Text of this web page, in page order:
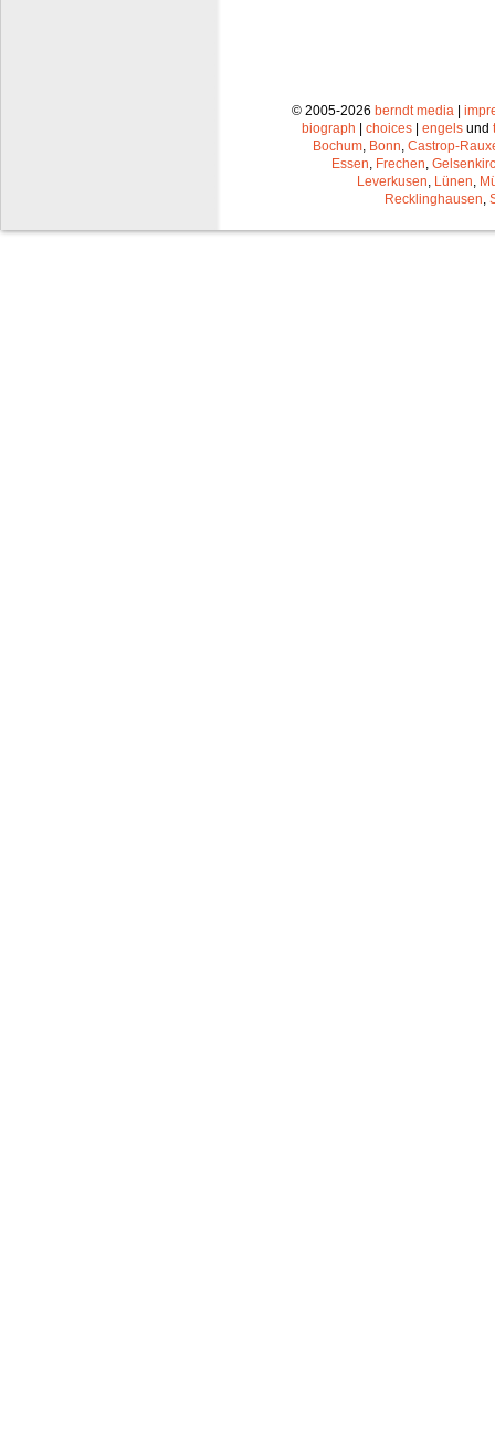
© 2005-2026 berndt media |
biograph | choices | engels und
Bochum Bonn Castrop-
Essen Frechen
Leverkusen Lünen
Recklinghausen